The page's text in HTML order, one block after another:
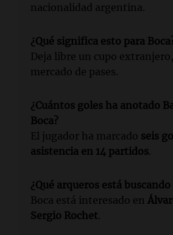
nacionalidad argentina.
¿Qué significa esto para
Deja libre un cupo
mercado de pases.
¿Cuántos goles ha anotado
Boca?
El jugador ha marcado seis
asistencia en 14 partidos.
¿Qué arqueros está buscando
Boca está interesado en
Sergio Rochet.